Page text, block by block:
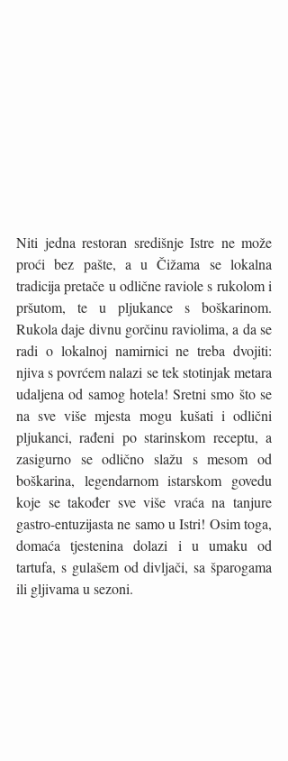
Niti jedna restoran središnje Istre ne može
proći bez pašte, a u Čižama se lokalna
tradicija pretače u odlične raviole s rukolom i
pršutom, te u pljukance s boškarinom.
Rukola daje divnu gorčinu raviolima, a da se
radi o lokalnoj namirnici ne treba dvojiti:
njiva s povrćem nalazi se tek stotinjak metara
udaljena od samog hotela! Sretni smo što se
na sve više mjesta mogu kušati i odlični
pljukanci, rađeni po starinskom receptu, a
zasigurno se odlično slažu s mesom od
boškarina, legendarnom istarskom govedu
koje se također sve više vraća na tanjure
gastro-entuzijasta ne samo u Istri! Osim toga,
domaća tjestenina dolazi i u umaku od
tartufa, s gulašem od divljači, sa šparogama
ili gljivama u sezoni.